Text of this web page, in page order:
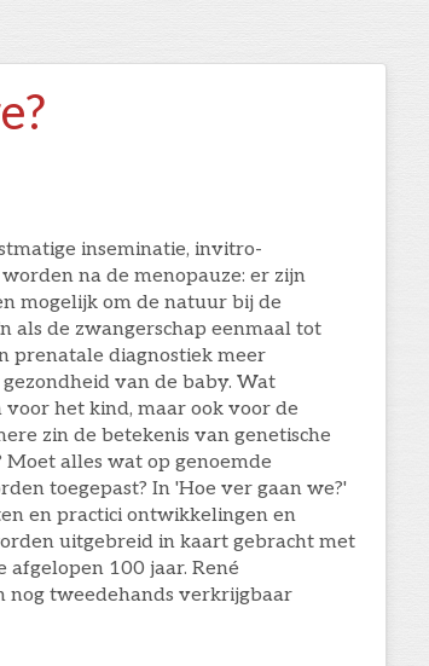
inseminatie, invitro-
na de menopauze: er zijn
mogelijk om de natuur bij de
als de zwangerschap eenmaal tot
prenatale diagnostiek meer
van de baby. Wat
het kind, maar ook voor de
zin de betekenis van genetische
alles wat op genoemde
toegepast? In 'Hoe ver gaan we?'
en practici ontwikkelingen en
uitgebreid in kaart gebracht met
100 jaar. René
nog tweedehands verkrijgbaar